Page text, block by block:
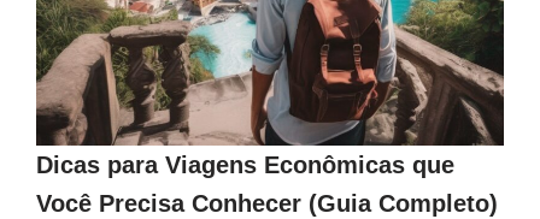
Dicas para Viagens Econômicas que
Você Precisa Conhecer (Guia Completo)